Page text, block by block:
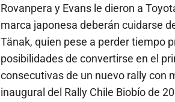
Rovanpera y Evans le dieron a
marca japonesa deberán cuidarse
Tänak, quien pese a perder tiempo
posibilidades de convertirse en el
consecutivas de un nuevo rally con
inaugural del Rally Chile Biobío de